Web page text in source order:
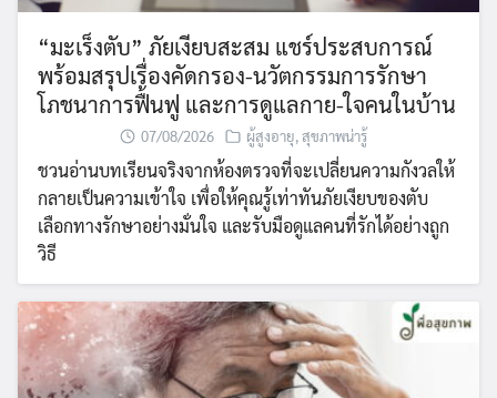
“มะเร็งตับ” ภัยเงียบสะสม แชร์ประสบการณ์
พร้อมสรุปเรื่องคัดกรอง-นวัตกรรมการรักษา
โภชนาการฟื้นฟู และการดูแลกาย-ใจคนในบ้าน
07/08/2026 ผู้สูงอายุ,สุขภาพน่ารู้
ชวนอ่านบทเรียนจริงจากห้องตรวจที่จะเปลี่ยนความกังวลให้
กลายเป็นความเข้าใจ เพื่อให้คุณรู้เท่าทันภัยเงียบของตับ
เลือกทางรักษาอย่างมั่นใจ และรับมือดูแลคนที่รักได้อย่างถูก
วิธี